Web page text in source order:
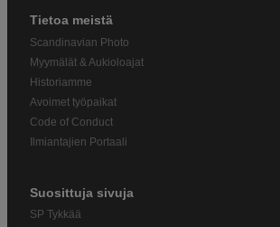
Tietoa meistä
Scandinavian Photo
Myymälät & Aukioloajat
Historiamme
Avoimet työpaikat
Code of Conduct
Ilmiantajien Portaali
Suosittuja sivuja
SP Tykkää